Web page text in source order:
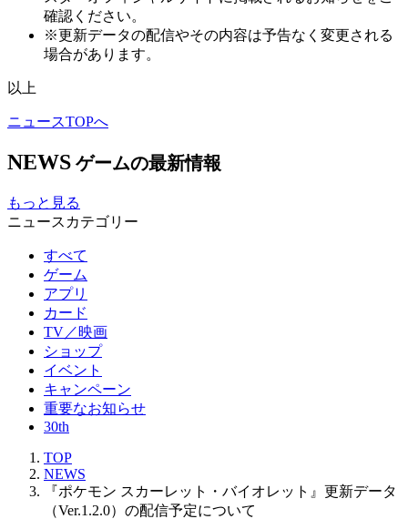
確認ください。
※更新データの配信やその内容は予告なく変更される
場合があります。
以上
ニュースTOPへ
NEWS ゲームの最新情報
もっと見る
ニュースカテゴリー
すべて
ゲーム
アプリ
カード
TV／映画
ショップ
イベント
キャンペーン
重要なお知らせ
30th
TOP
NEWS
『ポケモン スカーレット・バイオレット』更新データ
（Ver.1.2.0）の配信予定について